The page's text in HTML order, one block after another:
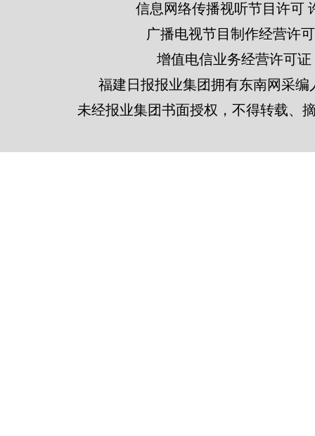
信息网络传播视听节目许可
广播电视节目制作经营许
增值电信业务经营许可证
福建日报报业集团拥有东南网采
未经报业集团书面授权，不得转载、